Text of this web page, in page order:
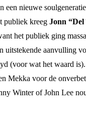
een nieuwe
publiek kreeg Jonn
het publiek ging
uitstekende aanvulling
(voor wat het waard is).
Mekka voor de
Winter of John Lee